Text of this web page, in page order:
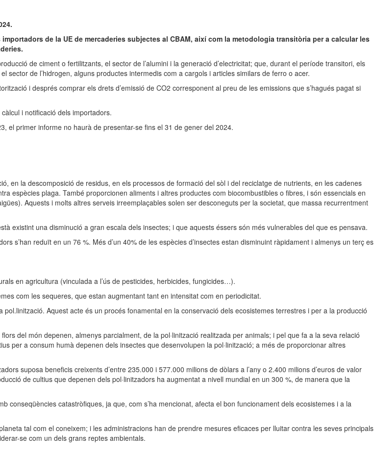
de la UE de mercaderies subjectes al CBAM, així com la metodologia transitòria per a calcular les
de ciment o fertilitzants, el sector de l’alumini i la generació d’electricitat; que, durant el període transitori, els
de l’hidrogen, alguns productes intermedis com a cargols i articles similars de ferro o acer.
i després comprar els drets d’emissió de CO2 corresponent al preu de les emissions que s’hagués pagat si
i notificació dels importadors.
el primer informe no haurà de presentar-se fins el 31 de gener del 2024.
en la descomposició de residus, en els processos de formació del sòl i del reciclatge de nutrients, en les cadenes
espècies plaga. També proporcionen aliments i altres productes com biocombustibles o fibres, i són essencials en
Aquests i molts altres serveis irreemplaçables solen ser desconeguts per la societat, que massa recurrentment
existint una disminució a gran escala dels insectes; i que aquests éssers són més vulnerables del que es pensava.
s’han reduït en un 76 %. Més d’un 40% de les espècies d’insectes estan disminuint ràpidament i almenys un terç es
en agricultura (vinculada a l’ús de pesticides, herbicides, fungicides…).
com les sequeres, que estan augmentant tant en intensitat com en periodicitat.
Aquest acte és un procés fonamental en la conservació dels ecosistemes terrestres i per a la producció
del món depenen, almenys parcialment, de la pol·linització realitzada per animals; i pel que fa a la seva relació
per a consum humà depenen dels insectes que desenvolupen la pol·linització; a més de proporcionar altres
suposa beneficis creixents d’entre 235.000 i 577.000 milions de dòlars a l’any o 2.400 milions d’euros de valor
de cultius que depenen dels pol·linitzadors ha augmentat a nivell mundial en un 300 %, de manera que la
conseqüències catastròfiques, ja que, com s’ha mencionat, afecta el bon funcionament dels ecosistemes i a la
tal com el coneixem; i les administracions han de prendre mesures eficaces per lluitar contra les seves principals
se com un dels grans reptes ambientals.